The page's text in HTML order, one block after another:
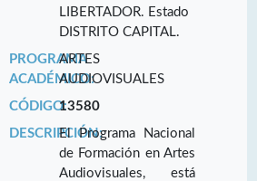
LIBERTADOR. Estado
DISTRITO CAPITAL.
PROGRAMA
ACADÉMICO:
ARTES
AUDIOVISUALES
CÓDIGO:13580
DESCRIPCIÓN:El Programa Nacional
de Formación en Artes
Audiovisuales, está